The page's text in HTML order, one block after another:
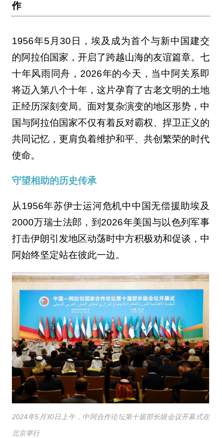
作
1956年5月30日，埃及成为首个与新中国建交
的阿拉伯国家，开启了跨越山海的友谊篇章。七
十年风雨同舟，2026年的今天，当中阿关系即
将迈入第八个十年，这片孕育了古老文明的土地
正经历深刻变局。面对复杂演变的地区形势，中
国与阿拉伯国家不仅有着反对霸权、捍卫正义的
共同记忆，更肩负着维护和平、共创繁荣的时代
使命。
守望相助的历史传承
从1956年苏伊士运河危机中中国无偿援助埃及
2000万瑞士法郎，到2026年美国与以色列军事
打击伊朗引发地区动荡时中方积极劝和促谈，中
阿始终坚定站在彼此一边。
2024年5月30日上午，中阿合作论坛第十届部长级会议开幕式在
北京举行